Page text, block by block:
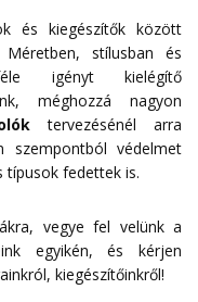
és kiegészítők között
stílusban és
igényt kielégítő
méghozzá nagyon
tervezésénél arra
szempontból védelmet
típusok fedettek is.
vegye fel velünk a
egyikén, és kérjen
kiegészítőinkről!